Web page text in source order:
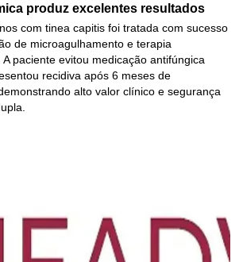
produz excelentes resultados
com tinea capitis foi tratada com sucesso
de microagulhamento e terapia
paciente evitou medicação antifúngica
recidiva após 6 meses de
alto valor clínico e segurança